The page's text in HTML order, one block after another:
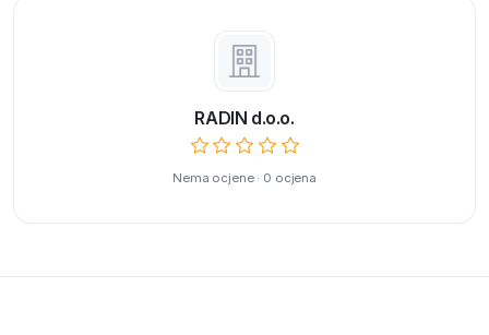
RADIN d.o.o.
Nema ocjene · 0 ocjena